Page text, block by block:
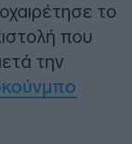
το
που
την